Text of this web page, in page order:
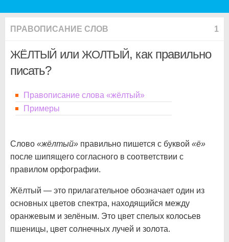
ПРАВОПИСАНИЕ СЛОВ 1
ЖЁЛТЫЙ или ЖОЛТЫЙ, как правильно
писать?
Правописание слова «жёлтый»
Примеры
Слово «жёлтый» правильно пишется с буквой «ё»
после шипящего согласного в соответствии с
правилом орфографии.
Жёлтый — это прилагательное обозначает один из
основных цветов спектра, находящийся между
оранжевым и зелёным. Это цвет спелых колосьев
пшеницы, цвет солнечных лучей и золота.